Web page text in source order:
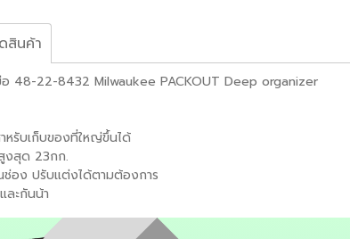
สินค้า
48-22-8432 Milwaukee PACKOUT Deep organizer
หรับเก็บของที่ใหญ่ขึ้นได้
งสุด 23กก.
อง ปรับแต่งได้ตามต้องการ
ละกันน้า